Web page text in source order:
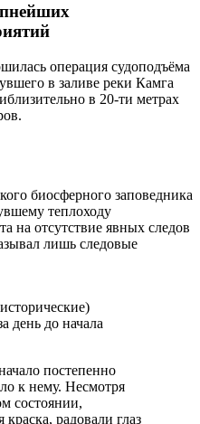
операция судоподъёма
в заливе реки Камга
в 20-ти метрах
биосферного заповедника
теплоходу
на отсутствие явных следов
лишь следовые
день до начала
постепенно
к нему. Несмотря
состоянии,
радовали глаз